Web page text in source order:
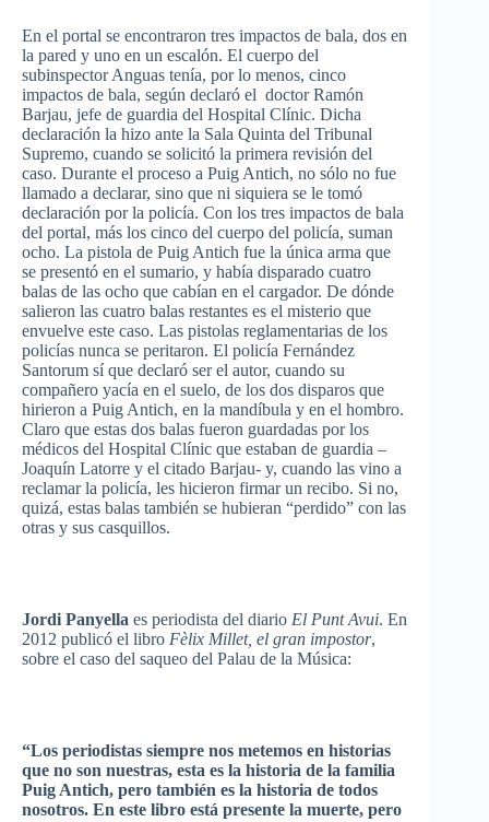
En el portal se encontraron tres impactos de bala, dos en
la pared y uno en un escalón. El cuerpo del
subinspector Anguas tenía, porlo menos, cinco
impactos de bala, según declaró el doctor Ramón
Barjau, jefe de guardia del Hospital Clínic. Dicha
declaración la hizo ante la Sala Quinta del Tribunal
Supremo, cuando se solicitó la primera revisión del
caso. Durante el proceso a Puig Antich, no sólo no fue
llamado a declarar, sino que ni siquiera se le tomó
declaración porla policía. Con los tres impactos de bala
del portal, más los cinco del cuerpo del policía, suman
ocho. La pistola de Puig Antich fue la única arma que
se presentó en el sumario, y había disparado cuatro
balas de las ocho que cabían en el cargador. De dónde
salieron las cuatro balas restantes es el misterio que
envuelve este caso. Las pistolas reglamentarias de los
policías nunca se peritaron. El policía Fernández
Santorum sí que declaró serel autor, cuando su
compañero yacía en el suelo, de los dos disparos que
hirieron a Puig Antich, en la mandíbula y en el hombro.
Claro que estas dos balas fueron guardadas porlos
médicos del Hospital Clínic que estaban de guardia –
Joaquín Latorre y el citado Barjau- y, cuando las vino a
reclamar la policía, les hicieron firmar un recibo. Si no,
quizá, estas balas también se hubieran “perdido” con las
otras y sus casquillos.
Jordi Panyella es periodista del diario El Punt Avui. En
2012 publicó el libro Fèlix Millet, el gran impostor,
sobre el caso del saqueo del Palau de la Música:
“Los periodistas siempre nos metemos en historias
que no son nuestras, esta es la historia de la familia
Puig Antich, pero también es la historia de todos
nosotros. En este libro está presente la muerte, pero